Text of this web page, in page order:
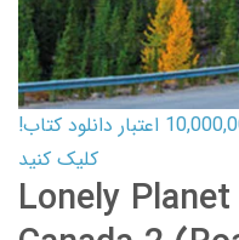
کارت اعتباری کتاب دانلود با 10,000,000 اعتبار دانلود کتاب!
کلیک کنید
Lonely